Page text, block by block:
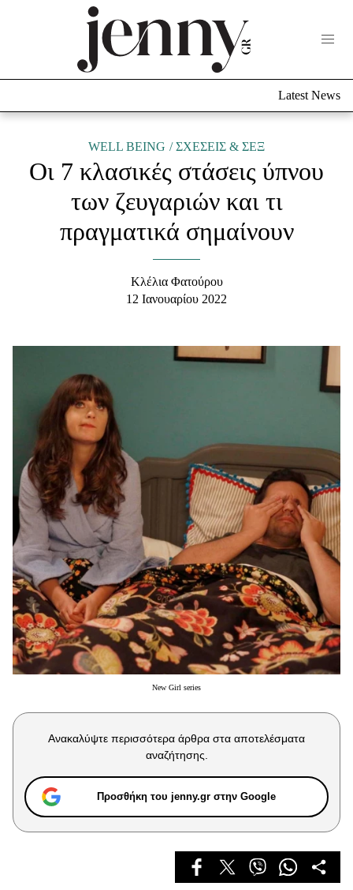
Culture
Fashion
Styling Tips
Fashion News
Beauty - Ομορφιά
Μαλλιά - Νύχια
Beauty News
Well being
Ψυχολογία
Υγεία + Διατροφή
Σχέσεις & Σεξ
Fitness
Woman Power
Parenting
Working Girl
Real Women
Πρόσωπα
Celebrities
Συνεντεύξεις
True Stories
Ask the Guru
Success Stories
Latest News
WELL BEING ΣΧΕΣΕΙΣ & ΣΕΞ
Οι 7 κλασικές στάσεις ύπνου
των ζευγαριών και τι
πραγματικά σημαίνουν
Κλέλια Φατούρου
12 Ιανουαρίου 2022
New Girl series
Ανακαλύψτε περισσότερα άρθρα στα αποτελέσματα
αναζήτησης.
Προσθήκη του jenny.gr στην Google